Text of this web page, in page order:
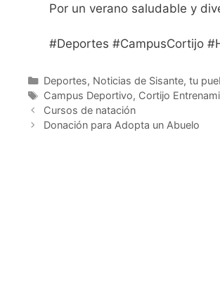
Por un verano saludable y
#Deportes #CampusCortijo
Deportes, Noticias de Sisante, tu
Campus Deportivo, Cortijo
Cursos de natación
Donación para Adopta un Abuelo